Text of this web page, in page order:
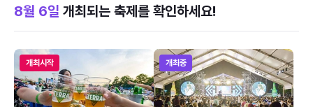
8월 6일 개최되는 축제를 확인하세요!
개최시작 개최중